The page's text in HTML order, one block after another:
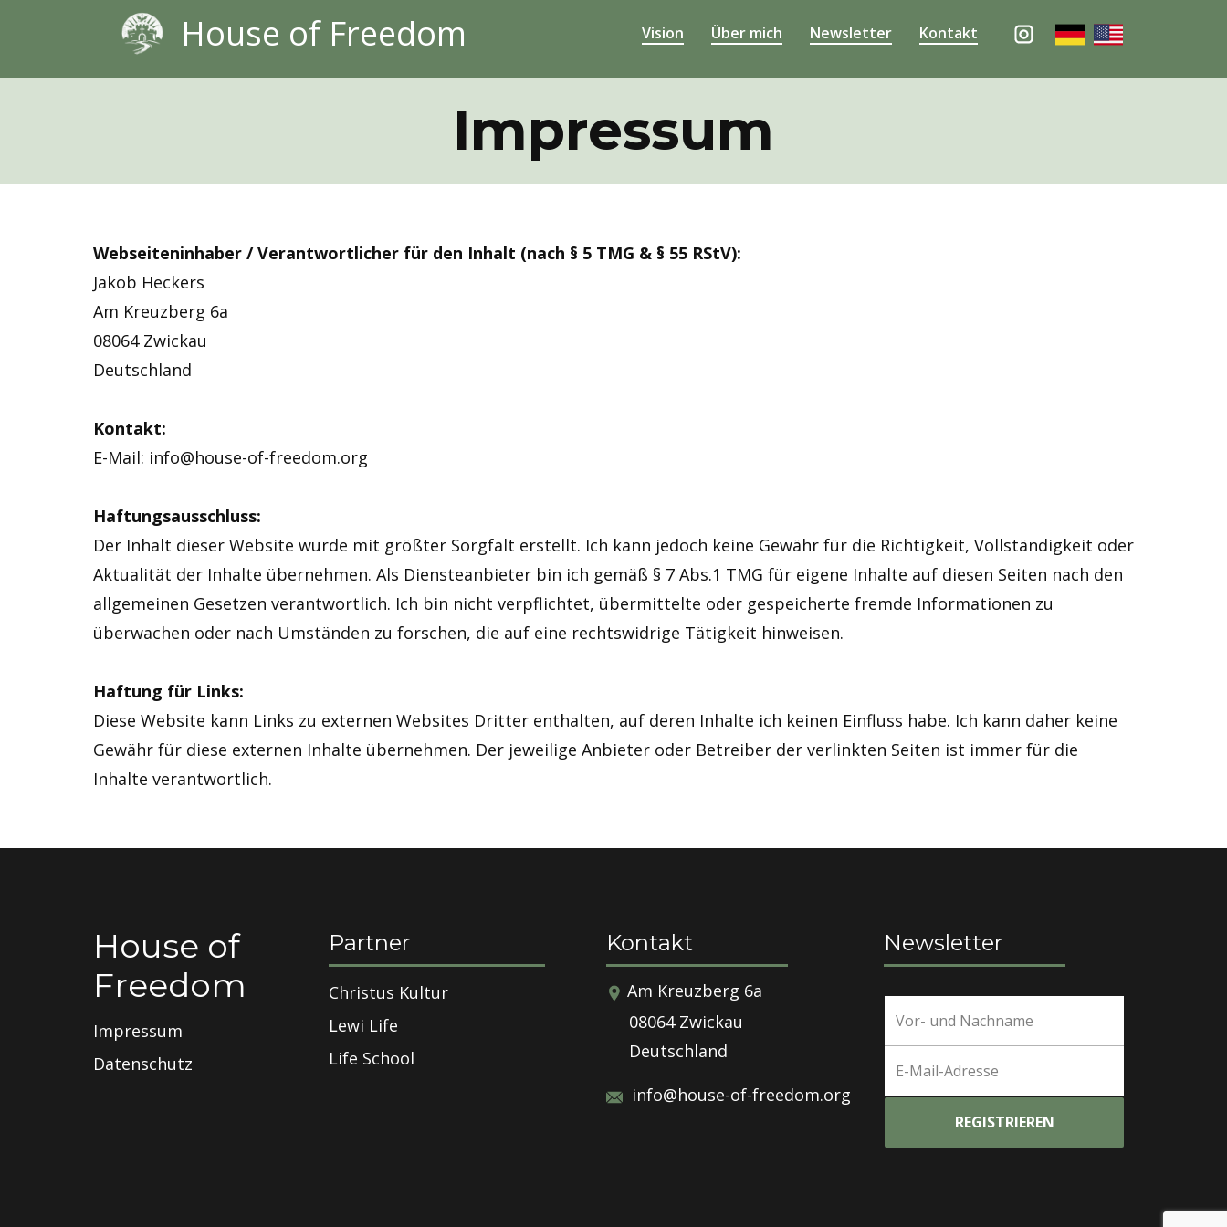
House of Freedom Vision Über mich Newsletter Kontakt
Impressum
Webseiteninhaber / Verantwortlicher für den Inhalt (nach § 5 TMG & § 55 RStV):
Jakob Heckers
Am Kreuzberg 6a
08064 Zwickau
Deutschland
Kontakt:
E-Mail: info@house-of-freedom.org
Haftungsausschluss:
Der Inhalt dieser Website wurde mit größter Sorgfalt erstellt. Ich kann jedoch keine Gewähr für die Richtigkeit, Vollständigkeit oder
Aktualität der Inhalte übernehmen. Als Diensteanbieter bin ich gemäß § 7 Abs.1 TMG für eigene Inhalte auf diesen Seiten nach den
allgemeinen Gesetzen verantwortlich. Ich bin nicht verpflichtet, übermittelte oder gespeicherte fremde Informationen zu
überwachen oder nach Umständen zu forschen, die auf eine rechtswidrige Tätigkeit hinweisen.
Haftung für Links:
Diese Website kann Links zu externen Websites Dritter enthalten, auf deren Inhalte ich keinen Einfluss habe. Ich kann daher keine
Gewähr für diese externen Inhalte übernehmen. Der jeweilige Anbieter oder Betreiber der verlinkten Seiten ist immer für die
Inhalte verantwortlich.
House of
Freedom
Impressum
Datenschutz
Partner
Christus Kultur
Lewi Life
Life School
Kontakt
​​​Am Kreuzberg 6a
08064 Zwickau
Deutschland
info@house-of-freedom.org
Newsletter
REGISTRIEREN